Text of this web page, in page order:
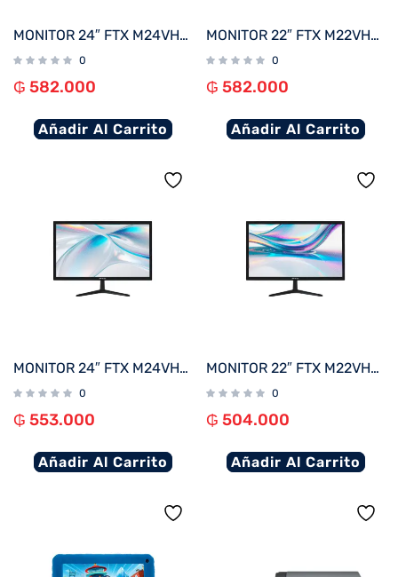
MONITOR 24″ FTX M24VHDFML FHD VGA/HDMI/75HZ/1MS/VA/BIVOLT BORDE INFINITO
0
₲ 582.000
Añadir Al Carrito
MONITOR 22″ FTX M22VHDFML FHD VGA/HDMI/75HZ/1MS/VA/BIVOLT BORDE INFINITO
0
₲ 582.000
Añadir Al Carrito
MONITOR 24″ FTX M24VHDB FHD VGA/HDMI/75HZ/5MS/BIVOLT C/BISEL
0
₲ 553.000
Añadir Al Carrito
MONITOR 22″ FTX M22VHDBZL FHD VGA/HDMI/75HZ/5MS/BIVOLT C/BISEL
0
₲ 504.000
Añadir Al Carrito